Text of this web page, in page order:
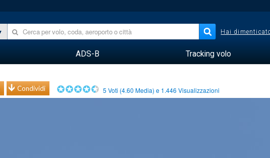
Hai
ADS-B Tracking volo
Condividi 5 Voti (4.60 Media) e 1.446 Visualizzazioni